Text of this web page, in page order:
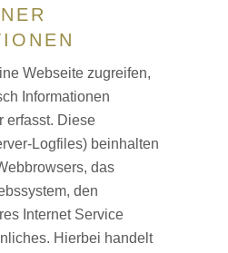
Webseite zugreifen,
Informationen
erfasst. Diese
Logfiles) beinhalten
das
den
Internet Service
Hierbei handelt